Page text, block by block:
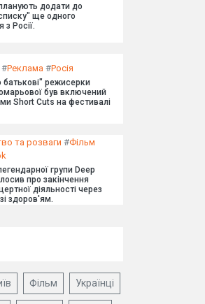
додати до
ще одного
з Росії.
#Реклама #Росія
режисерки
був включений
Short Cuts на фестивалі
та розваги #Фільм
групи Deep
про закінчення
діяльності через
здоров'ям.
Фільм Українці